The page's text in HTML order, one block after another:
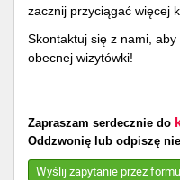
zacznij przyciągać więcej
Skontaktuj się z nami,
obecnej wizytówki!
Zapraszam serdecznie do
Oddzwonię lub odpiszę
Wyślij zapytanie przez